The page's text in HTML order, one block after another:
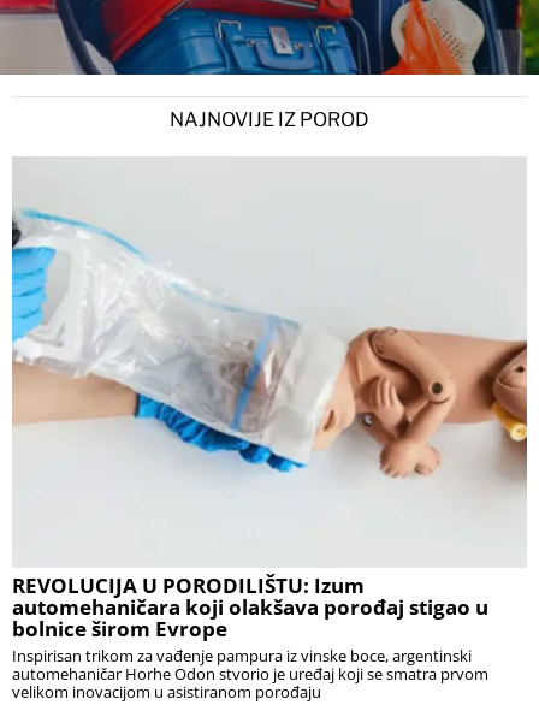
NAJNOVIJE IZ POROD
REVOLUCIJA U PORODILIŠTU: Izum
automehaničara koji olakšava porođaj stigao u
bolnice širom Evrope
Inspirisan trikom za vađenje pampura iz vinske boce, argentinski
automehaničar Horhe Odon stvorio je uređaj koji se smatra prvom
velikom inovacijom u asistiranom porođaju